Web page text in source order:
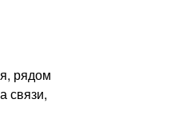
рядом
связи,